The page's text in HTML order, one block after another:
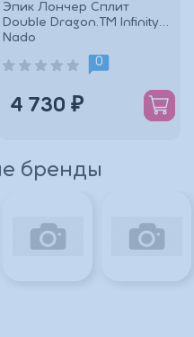
Эпик Лончер Сплит
Double Dragon.TM Infinity
Nado
0
4 730 ₽
бренды